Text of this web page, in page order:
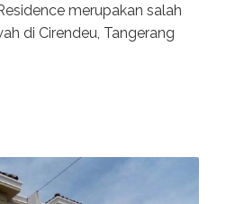
merupakan salah
di Cirendeu, Tangerang